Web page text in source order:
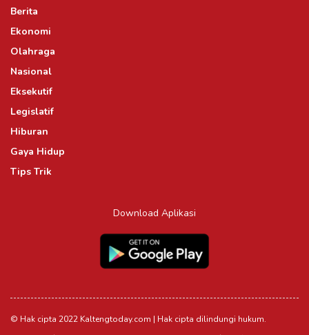
Berita
Ekonomi
Olahraga
Nasional
Eksekutif
Legislatif
Hiburan
Gaya Hidup
Tips Trik
Download Aplikasi
© Hak cipta 2022 Kaltengtoday.com | Hak cipta dilindungi hukum.